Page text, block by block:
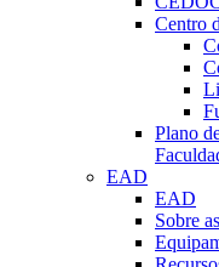
Centro
Plano
EAD
EAD
Sobre